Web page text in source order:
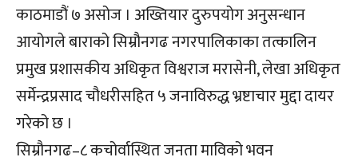
काठमाडौं ७ असोज । अख्तियार दुरुपयोग अनुसन्धान
आयोगले बाराको सिम्रौनगढ नगरपालिकाका तत्कालिन
प्रमुख प्रशासकीय अधिकृत विश्वराज मरासेनी, लेखा अधिकृत
सर्मेन्द्रप्रसाद चौधरीसहित ५ जनाविरुद्ध भ्रष्टाचार मुद्दा दायर
गरेको छ ।
सिम्रौनगढ–८ कचोर्वास्थित जनता माविको भवन